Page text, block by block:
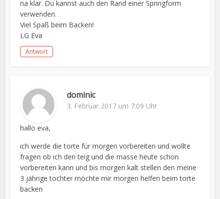
na klar. Du kannst auch den Rand einer Springform
verwenden.
Viel Spaß beim Backen!
LG Eva
Antwort
dominic
3. Februar 2017 um 7:09 Uhr
hallo eva,
ich werde die torte für morgen vorbereiten und wollte
fragen ob ich den teig und die masse heute schon
vorbereiten kann und bis morgen kalt stellen den meine
3 jährige tochter möchte mir morgen helfen beim torte
backen